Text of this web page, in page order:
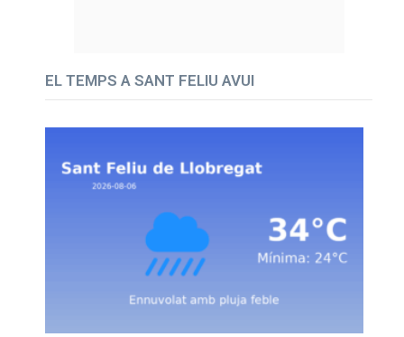
EL TEMPS A SANT FELIU AVUI